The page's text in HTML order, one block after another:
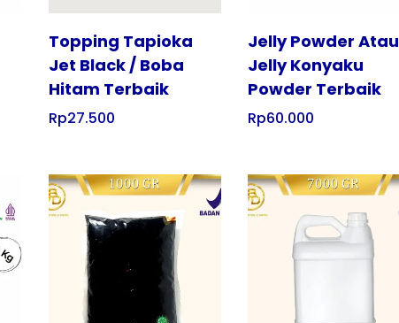
Topping Tapioka
Jet Black / Boba
Hitam Terbaik
Rp27.500
Jelly Powder Atau
Jelly Konyaku
Powder Terbaik
Rp60.000